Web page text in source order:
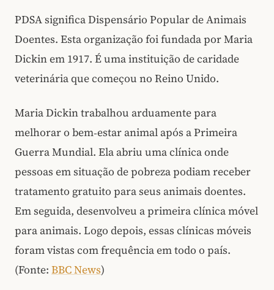
PDSA significa Dispensário Popular de Animais
Doentes. Esta organização foi fundada por Maria
Dickin em 1917. É uma instituição de caridade
veterinária que começou no Reino Unido.
Maria Dickin trabalhou arduamente para
melhorar o bem‑estar animal após a Primeira
Guerra Mundial. Ela abriu uma clínica onde
pessoas em situação de pobreza podiam receber
tratamento gratuito para seus animais doentes.
Em seguida, desenvolveu a primeira clínica móvel
para animais. Logo depois, essas clínicas móveis
foram vistas com frequência em todo o país.
(Fonte: BBC News)